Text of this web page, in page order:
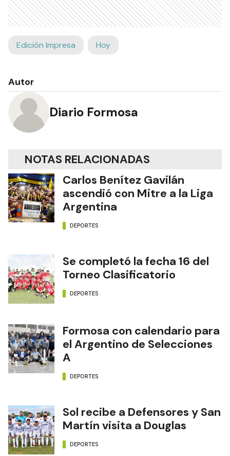
Edición Impresa Hoy
Autor
Diario Formosa
NOTAS RELACIONADAS
Carlos Benítez Gavilán
ascendió con Mitre a la Liga
Argentina
DEPORTES
Se completó la fecha 16 del
Torneo Clasificatorio
DEPORTES
Formosa con calendario para
el Argentino de Selecciones
A
DEPORTES
Sol recibe a Defensores y San
Martín visita a Douglas
DEPORTES